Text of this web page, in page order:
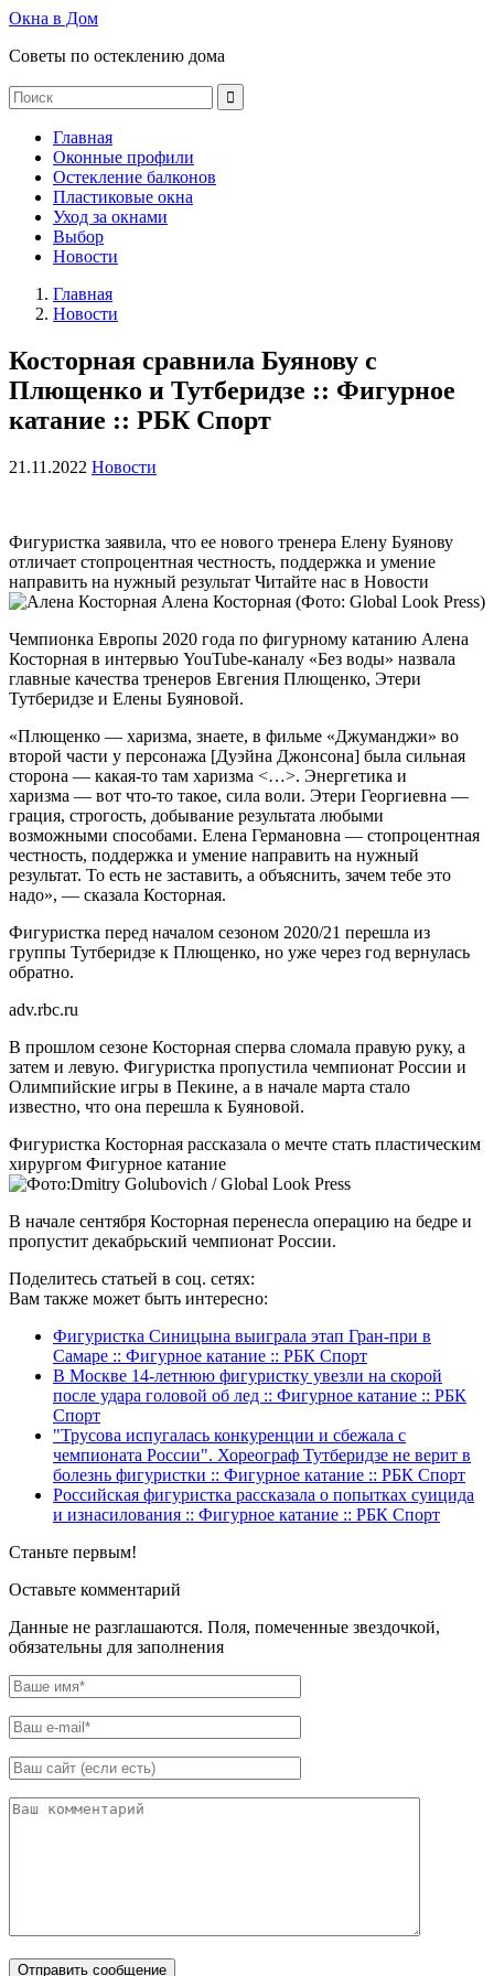
Окна в Дом
Советы по остеклению дома
Главная
Оконные профили
Остекление балконов
Пластиковые окна
Уход за окнами
Выбор
Новости
Главная
Новости
Косторная сравнила Буянову с
Плющенко и Тутберидзе :: Фигурное
катание :: РБК Спорт
21.11.2022 Новости
Фигуристка заявила, что ее нового тренера Елену Буянову
отличает стопроцентная честность, поддержка и умение
направить на нужный результат Читайте нас в Новости
Алена Косторная (Фото: Global Look Press)
Чемпионка Европы 2020 года по фигурному катанию Алена
Косторная в интервью YouTube-каналу «Без воды» назвала
главные качества тренеров Евгения Плющенко, Этери
Тутберидзе и Елены Буяновой.
«Плющенко — харизма, знаете, в фильме «Джуманджи» во
второй части у персонажа [Дуэйна Джонсона] была сильная
сторона — какая-то там харизма <…>. Энергетика и
харизма — вот что-то такое, сила воли. Этери Георгиевна —
грация, строгость, добывание результата любыми
возможными способами. Елена Германовна — стопроцентная
честность, поддержка и умение направить на нужный
результат. То есть не заставить, а объяснить, зачем тебе это
надо», — сказала Косторная.
Фигуристка перед началом сезоном 2020/21 перешла из
группы Тутберидзе к Плющенко, но уже через год вернулась
обратно.
adv.rbc.ru
В прошлом сезоне Косторная сперва сломала правую руку, а
затем и левую. Фигуристка пропустила чемпионат России и
Олимпийские игры в Пекине, а в начале марта стало
известно, что она перешла к Буяновой.
Фигуристка Косторная рассказала о мечте стать пластическим
хирургом Фигурное катание
В начале сентября Косторная перенесла операцию на бедре и
пропустит декабрьский чемпионат России.
Поделитесь статьей в соц. сетях:
Вам также может быть интересно:
Фигуристка Синицына выиграла этап Гран-при в
Самаре :: Фигурное катание :: РБК Спорт
В Москве 14-летнюю фигуристку увезли на скорой
после удара головой об лед :: Фигурное катание :: РБК
Спорт
"Трусова испугалась конкуренции и сбежала с
чемпионата России". Хореограф Тутберидзе не верит в
болезнь фигуристки :: Фигурное катание :: РБК Спорт
Российская фигуристка рассказала о попытках суицида
и изнасилования :: Фигурное катание :: РБК Спорт
Станьте первым!
Оставьте комментарий
Данные не разглашаются. Поля, помеченные звездочкой,
обязательны для заполнения